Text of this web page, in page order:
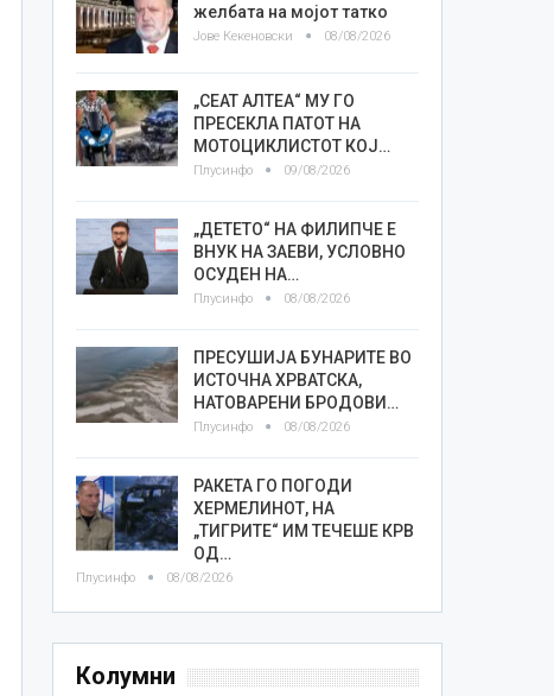
желбата на мојот татко
Јове Кекеновски 08/08/2026
„СЕАТ АЛТЕА“ МУ ГО
ПРЕСЕКЛА ПАТОТ НА
МОТОЦИКЛИСТОТ КОЈ…
Плусинфо 09/08/2026
„ДЕТЕТО“ НА ФИЛИПЧЕ Е
ВНУК НА ЗАЕВИ, УСЛОВНО
ОСУДЕН НА…
Плусинфо 08/08/2026
ПРЕСУШИЈА БУНАРИТЕ ВО
ИСТОЧНА ХРВАТСКА,
НАТОВАРЕНИ БРОДОВИ…
Плусинфо 08/08/2026
РАКЕТА ГО ПОГОДИ
ХЕРМЕЛИНОТ, НА
„ТИГРИТЕ“ ИМ ТЕЧЕШЕ КРВ
ОД…
Плусинфо 08/08/2026
Колумни